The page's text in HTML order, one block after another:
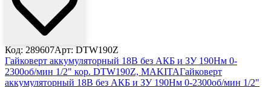
Код: 289607Арт: DTW190Z
Гайковерт аккумуляторный 18В без АКБ и ЗУ 190Нм 0-
2300об/мин 1/2" кор. DTW190Z, MAKITAГайковерт
аккумуляторный 18В без АКБ и ЗУ 190Нм 0-2300об/мин 1/2"